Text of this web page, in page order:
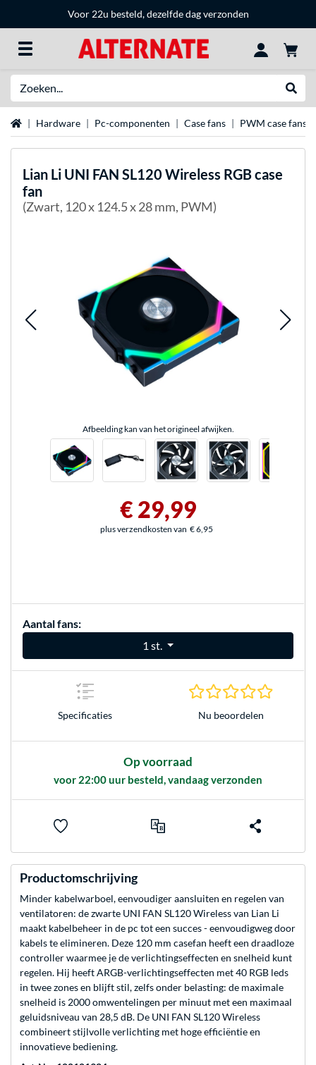
Voor 22u besteld, dezelfde dag verzonden
Home Hardware Pc-componenten Case fans PWM case fans
Lian Li UNI FAN SL120 Wireless RGB case
fan
(Zwart, 120 x 124.5 x 28 mm, PWM)
Afbeelding kan van het origineel afwijken.
€ 29,99
plus verzendkosten van € 6,95
Aantal fans:
1 st.
Specificaties Nu beoordelen
Op voorraad
voor 22:00 uur besteld, vandaag verzonden
Productomschrijving
Minder kabelwarboel, eenvoudiger aansluiten en regelen van
ventilatoren: de zwarte UNI FAN SL120 Wireless van Lian Li
maakt kabelbeheer in de pc tot een succes - eenvoudigweg door
kabels te elimineren. Deze 120 mm casefan heeft een draadloze
controller waarmee je de verlichtingseffecten en snelheid kunt
regelen. Hij heeft ARGB-verlichtingseffecten met 40 RGB leds
in twee zones en blijft stil, zelfs onder belasting: de maximale
snelheid is 2000 omwentelingen per minuut met een maximaal
geluidsniveau van 28,5 dB. De UNI FAN SL120 Wireless
combineert stijlvolle verlichting met hoge efficiëntie en
innovatieve bediening.